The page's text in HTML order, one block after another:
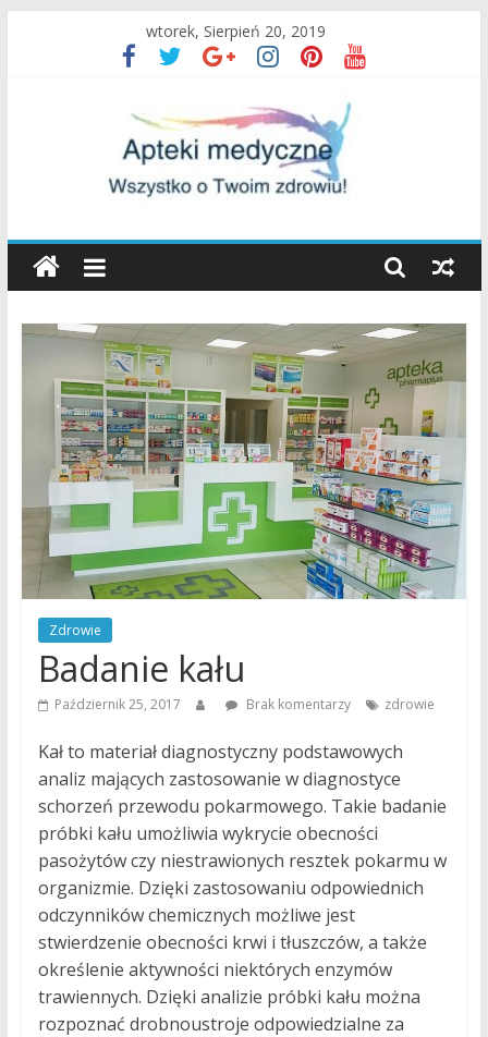
wtorek, Sierpień 20, 2019
Apteki
Medyczne
Blog
Uroda
zdrowy
tryb
życia
nasza
pasja!
Zdrowie
Badanie kału
Październik 25, 2017 Brak komentarzy zdrowie
Kał to materiał diagnostyczny podstawowych
analiz mających zastosowanie w diagnostyce
schorzeń przewodu pokarmowego. Takie badanie
próbki kału umożliwia wykrycie obecności
pasożytów czy niestrawionych resztek pokarmu w
organizmie. Dzięki zastosowaniu odpowiednich
odczynników chemicznych możliwe jest
stwierdzenie obecności krwi i tłuszczów, a także
określenie aktywności niektórych enzymów
trawiennych. Dzięki analizie próbki kału można
rozpoznać drobnoustroje odpowiedzialne za